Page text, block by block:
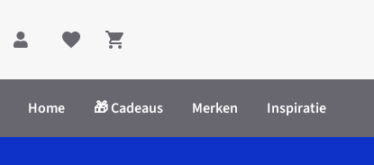
Shopping cart
Home 🎁 Cadeaus Merken Inspiratie